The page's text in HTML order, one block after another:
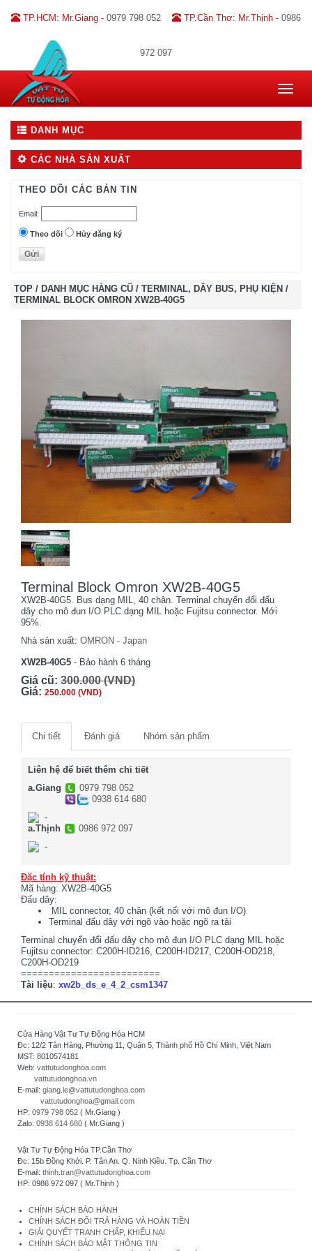
TP.HCM: Mr.Giang - 0979 798 052 TP.Cần Thơ: Mr.Thịnh - 0986
972 097
Toggle
DANH MỤC
CÁC NHÀ SẢN XUẤT
THEO DÕI CÁC BẢN TIN
Email:
Theo dõi Hủy đăng ký
TOP / DANH MỤC HÀNG CŨ / TERMINAL, DÂY BUS, PHỤ KIỆN /
TERMINAL BLOCK OMRON XW2B-40G5
Terminal Block Omron XW2B-40G5
XW2B-40G5. Bus dạng MIL, 40 chân. Terminal chuyển đổi đấu
dây cho mô đun I/O PLC dạng MIL hoặc Fujitsu connector. Mới
95%.
Nhà sản xuất: OMRON - Japan
XW2B-40G5 - Bảo hành 6 tháng
Giá cũ: 300.000 (VND)
Giá: 250.000 (VND)
Chi tiết Đánh giá Nhóm sản phẩm
Liên hệ để biết thêm chi tiết
a.Giang
0979 798 052
0938 614 680
-
a.Thịnh
0986 972 097
-
Đặc tính kỹ thuật:
Mã hàng: XW2B-40G5
Đấu dây:
MIL connector, 40 chân (kết nối với mô đun I/O)
Terminal đấu dây với ngõ vào hoặc ngõ ra tải
Terminal chuyển đổi đấu dây cho mô đun I/O PLC dạng MIL hoặc
Fujitsu connector: C200H-ID216, C200H-ID217, C200H-OD218,
C200H-OD219
=========================
Tài liệu: xw2b_ds_e_4_2_csm1347
Cửa Hàng Vật Tư Tự Động Hóa HCM
Đc: 12/2 Tân Hàng, Phường 11, Quận 5, Thành phố Hồ Chí Minh, Việt Nam
MST: 8010574181
Web: vattutudonghoa.com
vattutudonghoa.vn
E-mail: giang.le@vattutudonghoa.com
vattutudonghoa@gmail.com
HP: 0979 798 052 ( Mr.Giang )
Zalo: 0938 614 680 ( Mr.Giang )
Vật Tư Tự Động Hóa TP.Cần Thơ
Đc: 15b Đồng Khởi. P. Tân An. Q. Ninh Kiều. Tp. Cần Thơ
E-mail: thinh.tran@vattutudonghoa.com
HP: 0986 972 097 ( Mr.Thịnh )
CHÍNH SÁCH BẢO HÀNH
CHÍNH SÁCH ĐỔI TRẢ HÀNG VÀ HOÀN TIỀN
GIẢI QUYẾT TRANH CHẤP, KHIẾU NẠI
CHÍNH SÁCH BẢO MẬT THÔNG TIN